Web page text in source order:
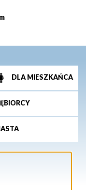
DLA MIESZKAŃCA